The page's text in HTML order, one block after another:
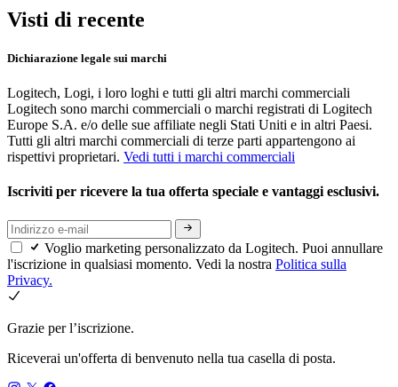
Visti di recente
Dichiarazione legale sui marchi
Logitech, Logi, i loro loghi e tutti gli altri marchi commerciali
Logitech sono marchi commerciali o marchi registrati di Logitech
Europe S.A. e/o delle sue affiliate negli Stati Uniti e in altri Paesi.
Tutti gli altri marchi commerciali di terze parti appartengono ai
rispettivi proprietari. Vedi tutti i marchi commerciali
Iscriviti per ricevere la tua offerta speciale e vantaggi esclusivi.
Voglio marketing personalizzato da Logitech. Puoi annullare
l'iscrizione in qualsiasi momento. Vedi la nostra Politica sulla
Privacy.
Grazie per l’iscrizione.
Riceverai un'offerta di benvenuto nella tua casella di posta.